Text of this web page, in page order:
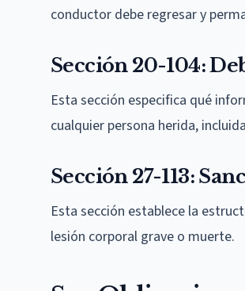
conductor debe regresar y
Sección 20-104:
Esta sección especifica qué
cualquier persona herida,
Sección 27-113:
Esta sección establece la
lesión corporal grave o muerte.